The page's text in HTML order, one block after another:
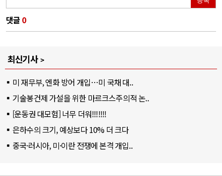
댓글 0
최신기사
미 재무부, 엔화 방어 개입…미 국채 대..
기술봉건제 가설을 위한 마르크스주의적 논..
[운동권 대모험] 너무 더워!!!!!!!
은하수의 크기, 예상보다 10% 더 크다
중국·러시아, 미·이란 전쟁에 본격 개입..